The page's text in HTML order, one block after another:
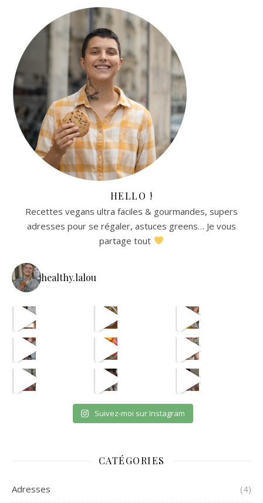
HELLO !
Recettes vegans ultra faciles & gourmandes, supers
adresses pour se régaler, astuces greens… Je vous
partage tout
healthy.lalou
avec les astuces de @aist
OUI JE SAIS CPAS UNE VRA
Suivez-moi sur Instagram
CATÉGORIES
Adresses (4)